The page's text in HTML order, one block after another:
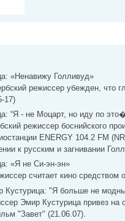
«Ненавижу Голливуд»
режиссер убежден, что
17)
“Я - не Моцарт, но иду по
режиссер боснийского
ENERGY 104.2 FM
к русским и загнивании
«Я не Си-эн-эн»
считает кино средством
Кустурица: "Я больше не
Эмир Кустурица привез на
"Завет" (21.06.07).